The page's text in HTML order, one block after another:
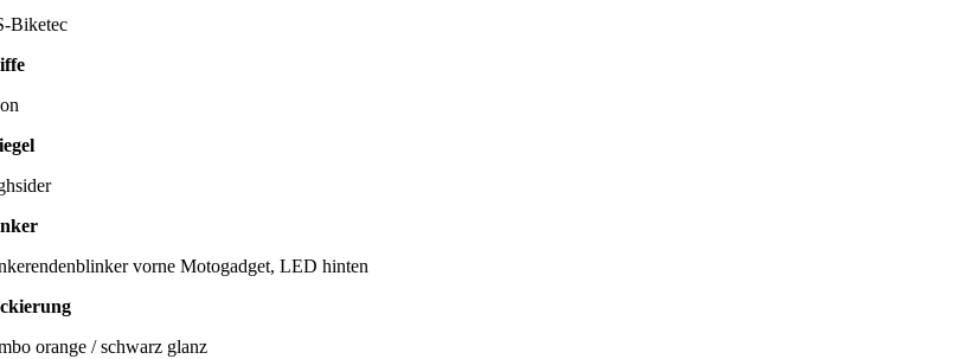
Biketec
vorne Motogadget, LED hinten
orange / schwarz glanz